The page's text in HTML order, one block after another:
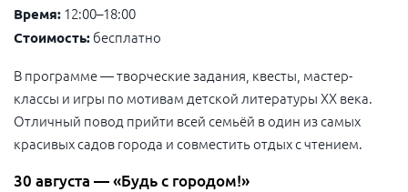
Время: 12:00–18:00
Стоимость: бесплатно
В программе — творческие задания, квесты, мастер-
классы и игры по мотивам детской литературы XX века.
Отличный повод прийти всей семьёй в один из самых
красивых садов города и совместить отдых с чтением.
30 августа — «Будь с городом!»